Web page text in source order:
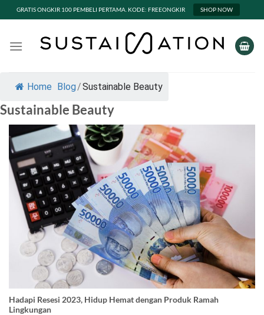
GRATIS ONGKIR 100 PEMBELI PERTAMA. KODE: FREEONGKIR SHOP NOW
Home Blog/Sustainable Beauty
Sustainable Beauty
Hadapi Resesi 2023, Hidup Hemat dengan Produk Ramah
Lingkungan